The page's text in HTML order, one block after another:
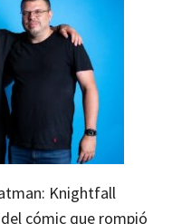
Knightfall
cómic que rompió